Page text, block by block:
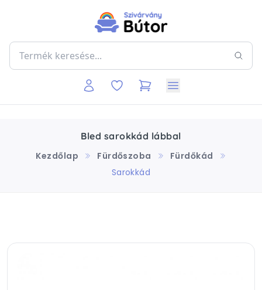
Bled sarokkád lábbal
Kezdőlap
Fürdőszoba
Fürdőkád
Sarokkád